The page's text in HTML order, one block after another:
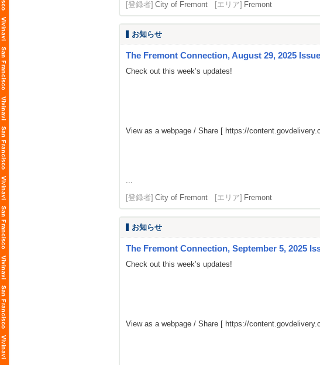
[登録者] City of Fremont [エリア] Fremont
お知らせ
The Fremont Connection, August 29, 2025 Issue
Check out this week’s updates!
View as a webpage / Share [ https://
...
[登録者] City of Fremont [エリア] Fremont
お知らせ
The Fremont Connection, September 5, 2025
Check out this week’s updates!
View as a webpage / Share [ https://